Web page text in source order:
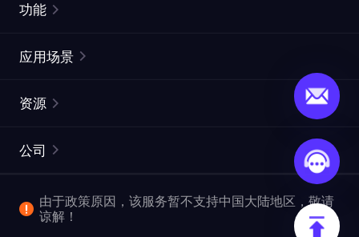
静态住宅代理
网页抓取 API
视频下载 API
功能
ISP代理
ProxySite
应用场景
市场研究
爬行和索引
资源
常见问题解答
位置
公司
企业服务
由于政策原因，该服务暂不支持中国大陆地区，敬请
谅解！